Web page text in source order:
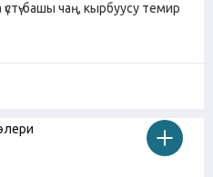
башы чаң, кырбуусу темир